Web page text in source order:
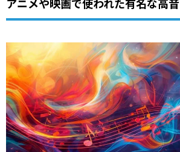
アニメや映画で使われた有名な高